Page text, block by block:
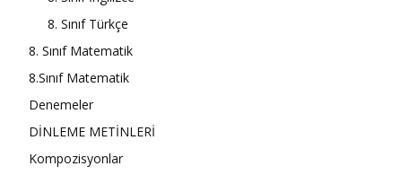
8. Sınıf Türkçe
8. Sınıf Matematik
8.Sınıf Matematik
Denemeler
DİNLEME METİNLERİ
Kompozisyonlar